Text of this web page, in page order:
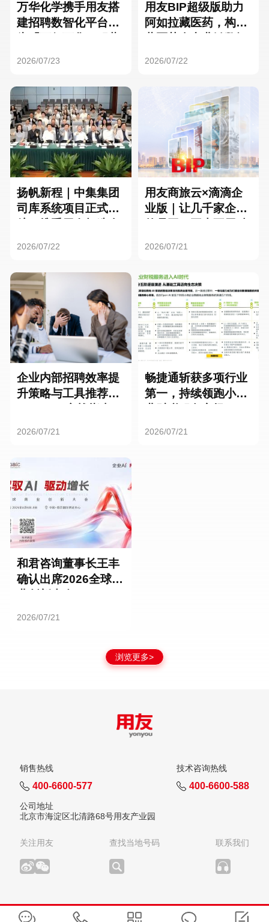
万华化学携手用友搭
建招聘数智化平台，
2026/07/23
用友BIP超级版助力
阿如拉藏医药，构建
2026/07/22
扬帆新程｜中集集团
司库系统项目正式启
2026/07/22
用友商旅云×滴滴企
业版｜让几千家企业
2026/07/21
企业内部招聘效率提
升策略与工具推荐：
2026/07/21
畅捷通斩获多项行业
第一，持续领跑小微
2026/07/21
和君咨询董事长王丰
确认出席2026全球商
2026/07/21
浏览更多>
销售热线
400-6600-577
技术咨询热线
400-6600-588
公司地址
北京市海淀区北清路68号用友产业园
关注用友 查找当地号码 联系我们
版权所有：用友网络科技股份有限公司